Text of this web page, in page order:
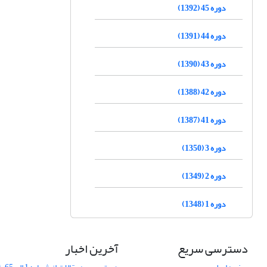
دوره 45 (1392)
دوره 44 (1391)
دوره 43 (1390)
دوره 42 (1388)
دوره 41 (1387)
دوره 3 (1350)
دوره 2 (1349)
دوره 1 (1348)
دسترسی سریع آخرین اخبار